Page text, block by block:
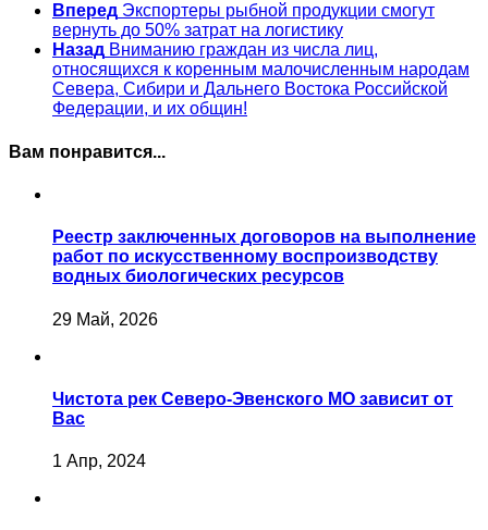
Вперед Экспортеры рыбной продукции смогут
вернуть до 50% затрат на логистику
Назад Вниманию граждан из числа лиц,
относящихся к коренным малочисленным народам
Севера, Сибири и Дальнего Востока Российской
Федерации, и их общин!
Вам понравится...
Реестр заключенных договоров на выполнение
работ по искусственному воспроизводству
водных биологических ресурсов
29 Май, 2026
Чистота рек Северо-Эвенского МО зависит от
Вас
1 Апр, 2024